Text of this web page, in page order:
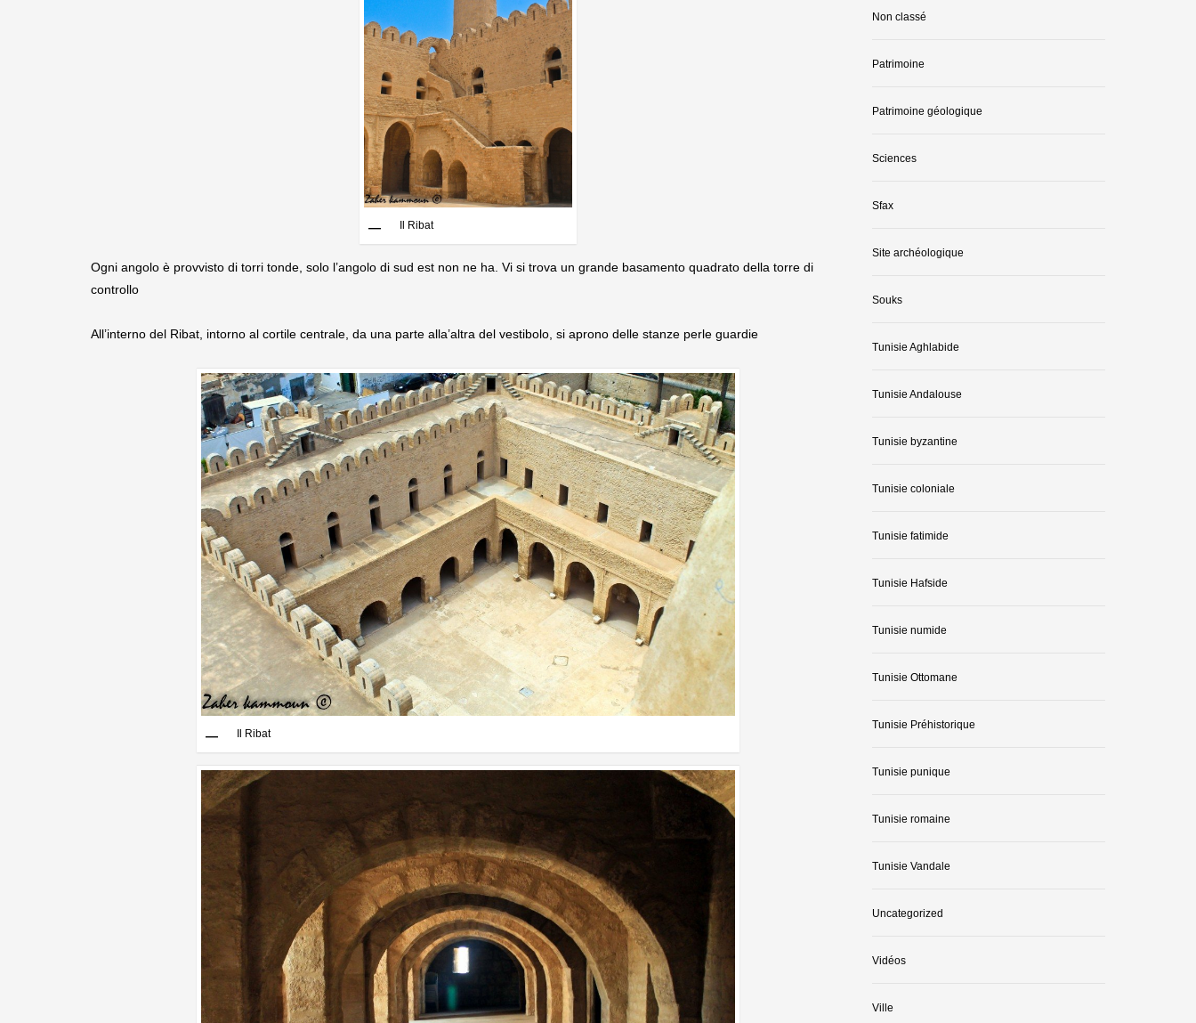
Il Ribat
Ogni angolo è provvisto di torri tonde, solo l’angolo di sud est non ne ha. Vi si trova un grande basamento quadrato della torre di
controllo
All’interno del Ribat, intorno al cortile centrale, da una parte alla’altra del vestibolo, si aprono delle stanze perle guardie
Il Ribat
Non classé
Patrimoine
Patrimoine géologique
Sciences
Sfax
Site archéologique
Souks
Tunisie Aghlabide
Tunisie Andalouse
Tunisie byzantine
Tunisie coloniale
Tunisie fatimide
Tunisie Hafside
Tunisie numide
Tunisie Ottomane
Tunisie Préhistorique
Tunisie punique
Tunisie romaine
Tunisie Vandale
Uncategorized
Vidéos
Ville